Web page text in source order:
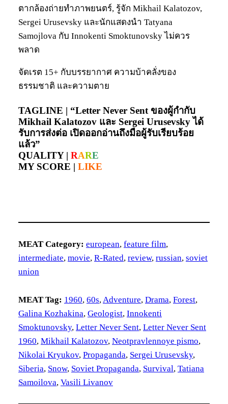
ตากล้องถ่ายทำภาพยนตร์, รู้จัก Mikhail Kalatozov,
Sergei Urusevsky และนักแสดงนำ Tatyana
Samojlova กับ Innokenti Smoktunovsky ไม่ควร
พลาด
จัดเรต 15+ กับบรรยากาศ ความบ้าคลั่งของ
ธรรมชาติ และความตาย
TAGLINE | “Letter Never Sent ของผู้กำกับ
Mikhail Kalatozov และ Sergei Urusevsky ได้
รับการส่งต่อ เปิดออกอ่านถึงมือผู้รับเรียบร้อย
แล้ว”
QUALITY | RARE
MY SCORE | LIKE
MEAT Category: european, feature film
intermediate, movie, R-Rated, review, russian, soviet
union
MEAT Tag: 1960, 60s, Adventure, Drama, Forest
Galina Kozhakina, Geologist, Innokenti
Smoktunovsky, Letter Never Sent, Letter Never Sent
1960, Mikhail Kalatozov, Neotpravlennoye pismo
Nikolai Kryukov, Propaganda, Sergei Urusevsky
Siberia, Snow, Soviet Propaganda, Survival, Tatiana
Samoilova, Vasili Livanov